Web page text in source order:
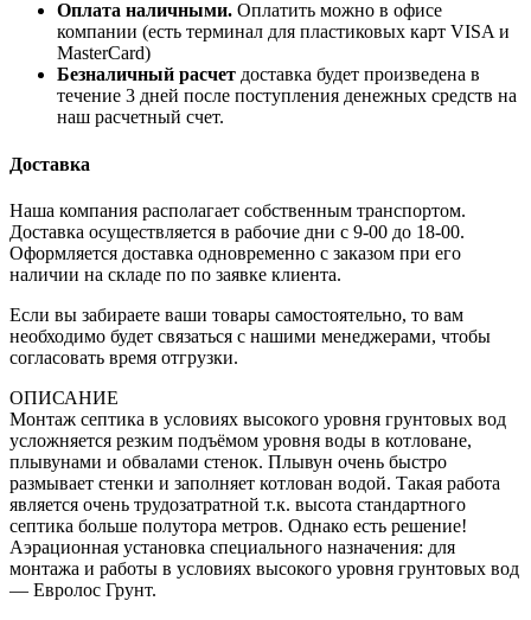
Оплата наличными. Оплатить можно в офисе
компании (есть терминал для пластиковых карт VISA и
MasterCard)
Безналичный расчет доставка будет произведена в
течение 3 дней после поступления денежных средств на
наш расчетный счет.
Доставка
Наша компания располагает собственным транспортом.
Доставка осуществляется в рабочие дни с 9-00 до 18-00.
Оформляется доставка одновременно с заказом при его
наличии на складе по по заявке клиента.
Если вы забираете ваши товары самостоятельно, то вам
необходимо будет связаться с нашими менеджерами, чтобы
согласовать время отгрузки.
ОПИСАНИЕ
Монтаж септика в условиях высокого уровня грунтовых вод
усложняется резким подъёмом уровня воды в котловане,
плывунами и обвалами стенок. Плывун очень быстро
размывает стенки и заполняет котлован водой. Такая работа
является очень трудозатратной т.к. высота стандартного
септика больше полутора метров. Однако есть решение!
Аэрационная установка специального назначения: для
монтажа и работы в условиях высокого уровня грунтовых вод
— Евролос Грунт.